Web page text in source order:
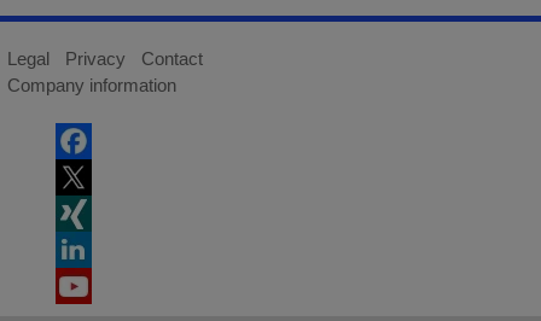
Legal Privacy
Contact
Company information